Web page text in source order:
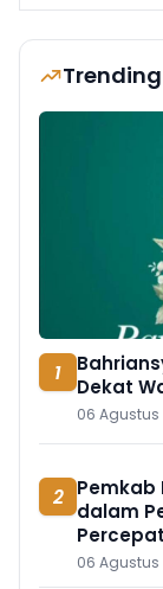
Trending
1
Dekat
06 Agustus
2 Pemkab
dalam
06 Agustus